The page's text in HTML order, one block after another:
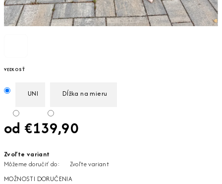
VEĽKOSŤ
UNI Dĺžka na mieru
od €139,90
cena:
Zvoľte variant
Môžeme doručiť do:
Zvoľte variant
MOŽNOSTI DORUČENIA